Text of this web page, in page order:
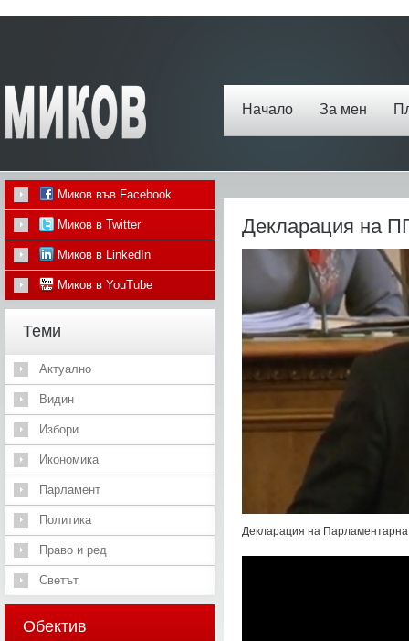
Начало За мен
Декларация на
Декларация на
Миков във Facebook
Миков в Twitter
Миков в LinkedIn
Миков в YouTube
Теми
Актуално
Видин
Избори
Икономика
Парламент
Политика
Право и ред
Светът
Обектив